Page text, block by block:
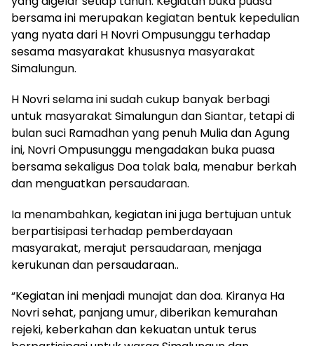
bersama ini merupakan kegiatan bentuk kepedulian
yang nyata dari H Novri Ompusunggu terhadap
sesama masyarakat khususnya masyarakat
Simalungun.
H Novri selama ini sudah cukup banyak berbagi
untuk masyarakat Simalungun dan Siantar, tetapi di
bulan suci Ramadhan yang penuh Mulia dan Agung
ini, Novri Ompusunggu mengadakan buka puasa
bersama sekaligus Doa tolak bala, menabur berkah
dan menguatkan persaudaraan.
Ia menambahkan, kegiatan ini juga bertujuan untuk
berpartisipasi terhadap pemberdayaan
masyarakat, merajut persaudaraan, menjaga
kerukunan dan persaudaraan..
“Kegiatan ini menjadi munajat dan doa. Kiranya Ha
Novri sehat, panjang umur, diberikan kemurahan
rejeki, keberkahan dan kekuatan untuk terus